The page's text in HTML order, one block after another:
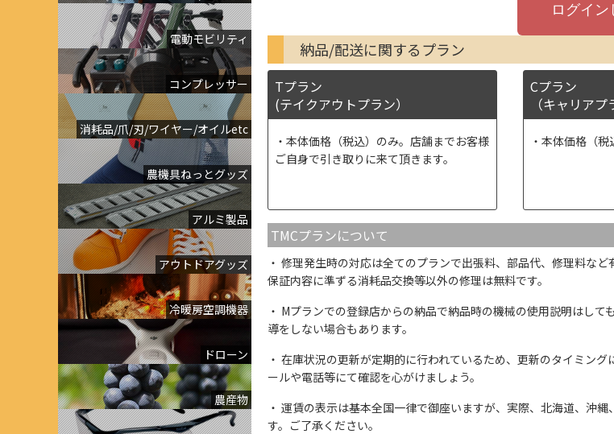
電動モビリティ
コンプレッサー
消耗品/爪/刃/ワイヤー/オイルetc
農機具ねっとグッズ
アルミ製品
アウトドアグッズ
冷暖房空調機器
ドローン
農産物
納品/配送に関するプラン
Tプラン
(テイクアウトプラン）
本体価格（税込）のみ。店舗までお客様
ご自身で引き取りに来て頂きます。
Cプラン
（キャリアプ
本体価格（
TMCプランについて
修理発生時の対応は全てのプランで出張料、部品代、修理料な
保証内容に準ずる消耗品交換等以外の修理は無料です。
Mプランでの登録店からの納品で納品時の機械の使用説明はし
導をしない場合もあります。
在庫状況の更新が定期的に行われているため、更新のタイミン
ールや電話等にて確認を心がけましょう。
運賃の表示は基本全国一律で御座いますが、実際、北海道、沖
す。ご了承ください。